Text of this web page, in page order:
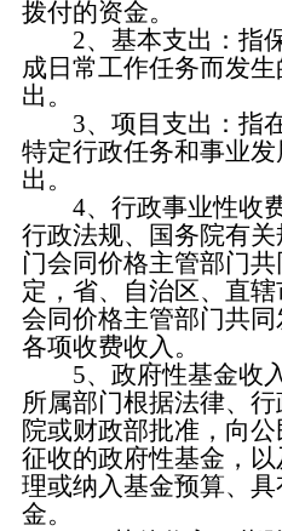
拨付的资金。
2、基本支出：指保
成日常工作任务而发
出。
3、项目支出：指在
特定行政任务和事业
出。
4、行政事业性收费
行政法规、国务院有
门会同价格主管部门
定，省、自治区、直
会同价格主管部门共
各项收费收入。
5、政府性基金收入
所属部门根据法律、
院或财政部批准，向
征收的政府性基金，
理或纳入基金预算、
金。